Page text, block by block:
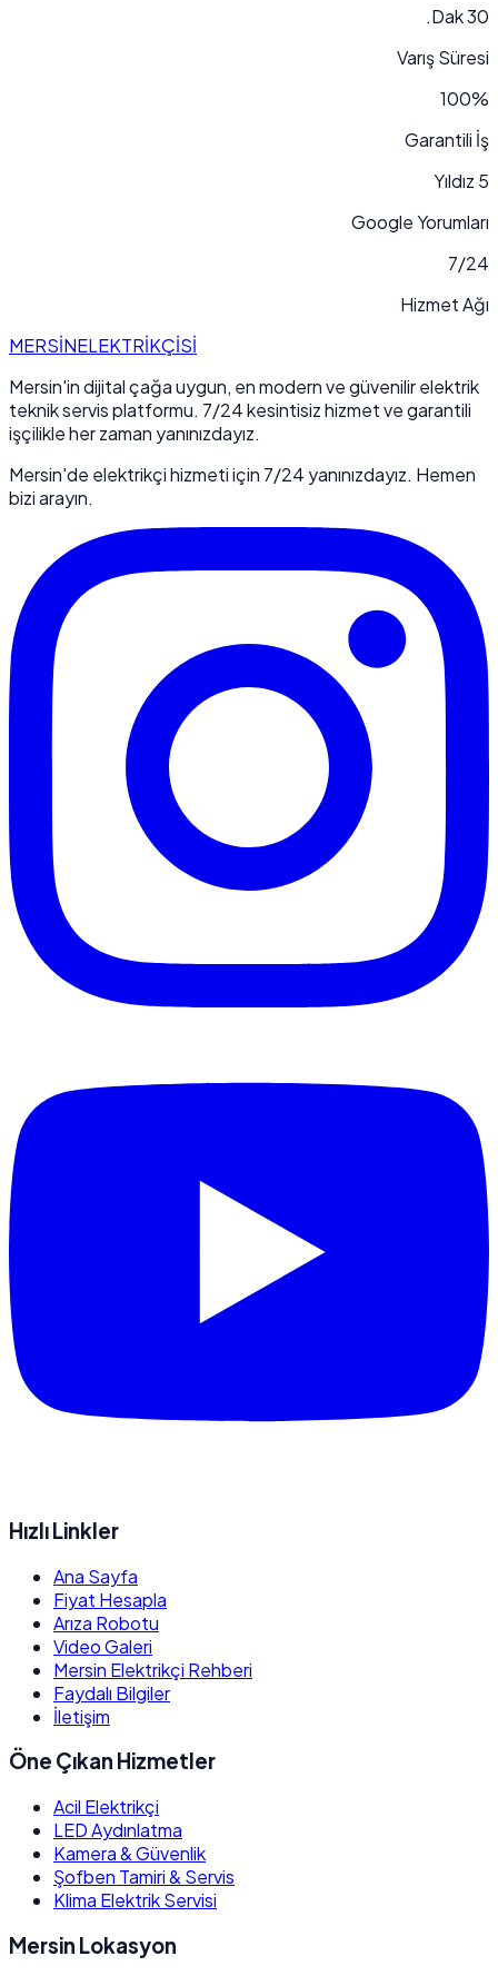
30 Dak.
Varış Süresi
100%
Garantili İş
5 Yıldız
Google Yorumları
7/24
Hizmet Ağı
MERSİNELEKTRİKÇİSİ
Mersin'in dijital çağa uygun, en modern ve güvenilir elektrik
teknik servis platformu. 7/24 kesintisiz hizmet ve garantili
işçilikle her zaman yanınızdayız.
Mersin'de elektrikçi hizmeti için 7/24 yanınızdayız. Hemen
bizi arayın.
Hızlı Linkler
Ana Sayfa
Fiyat Hesapla
Arıza Robotu
Video Galeri
Mersin Elektrikçi Rehberi
Faydalı Bilgiler
İletişim
Öne Çıkan Hizmetler
Acil Elektrikçi
LED Aydınlatma
Kamera & Güvenlik
Şofben Tamiri & Servis
Klima Elektrik Servisi
Mersin Lokasyon